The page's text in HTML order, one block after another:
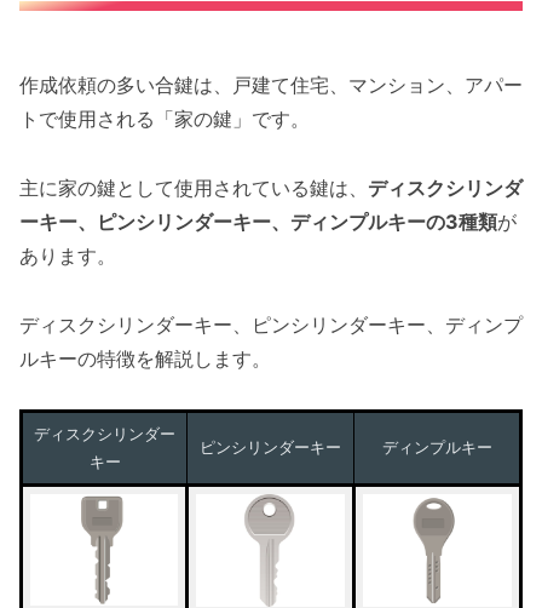
作成依頼の多い合鍵は、戸建て住宅、マンション、アパー
トで使用される「家の鍵」です。
主に家の鍵として使用されている鍵は、 ディスクシリンダ
ーキー、ピンシリンダーキー、ディンプルキーの3種類が
あります。
ディスクシリンダーキー、ピンシリンダーキー、ディンプ
ルキーの特徴を解説します。
ディスクシリンダー
キー
ピンシリンダーキー ディンプルキー